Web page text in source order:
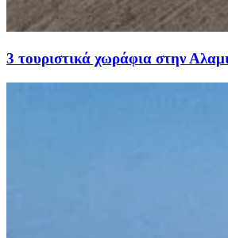
3 τουριστικά χωράφια στην